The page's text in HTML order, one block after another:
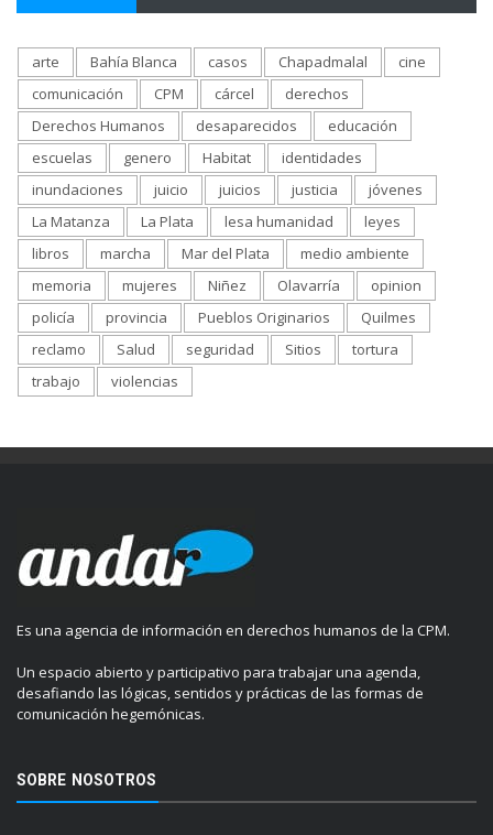
arte Bahía Blanca casos Chapadmalal
cine
comunicación
CPM cárcel
derechos
Derechos Humanos
desaparecidos
educación
escuelas
genero Habitat
identidades
inundaciones
juicio juicios justicia
jóvenes
La Matanza
La Plata lesa humanidad
leyes
libros
marcha Mar del Plata
medio ambiente
memoria
mujeres Niñez Olavarría
opinion
policía
provincia Pueblos Originarios
Quilmes
reclamo
Salud seguridad Sitios
tortura
trabajo
violencias
Es una agencia de información en derechos humanos de la CPM.
Un espacio abierto y participativo para trabajar una agenda,
desafiando las lógicas, sentidos y prácticas de las formas de
comunicación hegemónicas.
SOBRE NOSOTROS